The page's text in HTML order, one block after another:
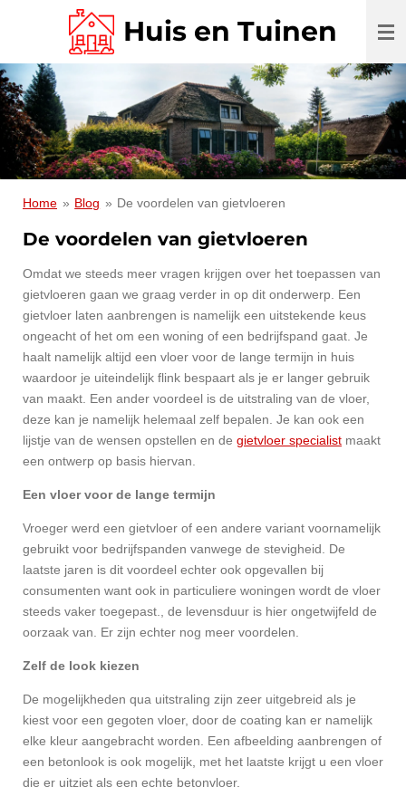
de
hoofdinhoud
Huis en Tuinen
Home » Blog » De voordelen van gietvloeren
De voordelen van gietvloeren
Omdat we steeds meer vragen krijgen over het toepassen van
gietvloeren gaan we graag verder in op dit onderwerp. Een
gietvloer laten aanbrengen is namelijk een uitstekende keus
ongeacht of het om een woning of een bedrijfspand gaat. Je
haalt namelijk altijd een vloer voor de lange termijn in huis
waardoor je uiteindelijk flink bespaart als je er langer gebruik
van maakt. Een ander voordeel is de uitstraling van de vloer,
deze kan je namelijk helemaal zelf bepalen. Je kan ook een
lijstje van de wensen opstellen en de gietvloer specialist maakt
een ontwerp op basis hiervan.
Een vloer voor de lange termijn
Vroeger werd een gietvloer of een andere variant voornamelijk
gebruikt voor bedrijfspanden vanwege de stevigheid. De
laatste jaren is dit voordeel echter ook opgevallen bij
consumenten want ook in particuliere woningen wordt de vloer
steeds vaker toegepast., de levensduur is hier ongetwijfeld de
oorzaak van. Er zijn echter nog meer voordelen.
Zelf de look kiezen
De mogelijkheden qua uitstraling zijn zeer uitgebreid als je
kiest voor een gegoten vloer, door de coating kan er namelijk
elke kleur aangebracht worden. Een afbeelding aanbrengen of
een betonlook is ook mogelijk, met het laatste krijgt u een vloer
die er uitziet als een echte betonvloer.